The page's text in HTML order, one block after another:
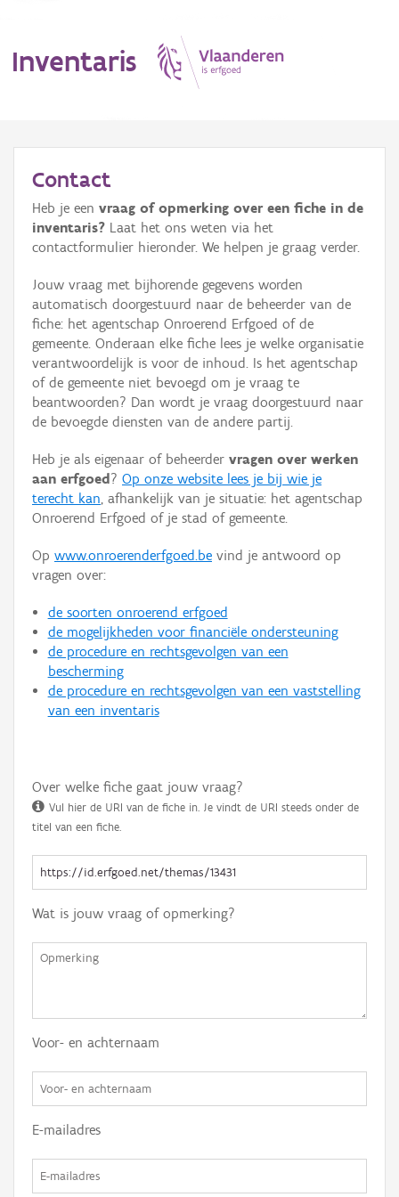
Inventaris
Erfgoedobject
Aanduidingsobject
Waarneming
Thema
Gebeurtenis
Persoon of collectief
Hergebruik
Aanmelden
Contact
Heb je een vraag of opmerking over een fiche in de
inventaris? Laat het ons weten via het
contactformulier hieronder. We helpen je graag verder.
Jouw vraag met bijhorende gegevens worden
automatisch doorgestuurd naar de beheerder van de
fiche: het agentschap Onroerend Erfgoed of de
gemeente. Onderaan elke fiche lees je welke organisatie
verantwoordelijk is voor de inhoud. Is het agentschap
of de gemeente niet bevoegd om je vraag te
beantwoorden? Dan wordt je vraag doorgestuurd naar
de bevoegde diensten van de andere partij.
Heb je als eigenaar of beheerder vragen over werken
aan erfgoed ? Op onze website lees je bij wie je
terecht kan, afhankelijk van je situatie: het agentschap
Onroerend Erfgoed of je stad of gemeente.
Op www.onroerenderfgoed.be vind je antwoord op
vragen over:
de soorten onroerend erfgoed
de mogelijkheden voor financiële ondersteuning
de procedure en rechtsgevolgen van een
bescherming
de procedure en rechtsgevolgen van een vaststelling
van een inventaris
Over welke fiche gaat jouw vraag?
Vul hier de URI van de fiche in. Je vindt de URI steeds onder de
titel van een fiche.
Wat is jouw vraag of opmerking?
Voor- en achternaam
E-mailadres